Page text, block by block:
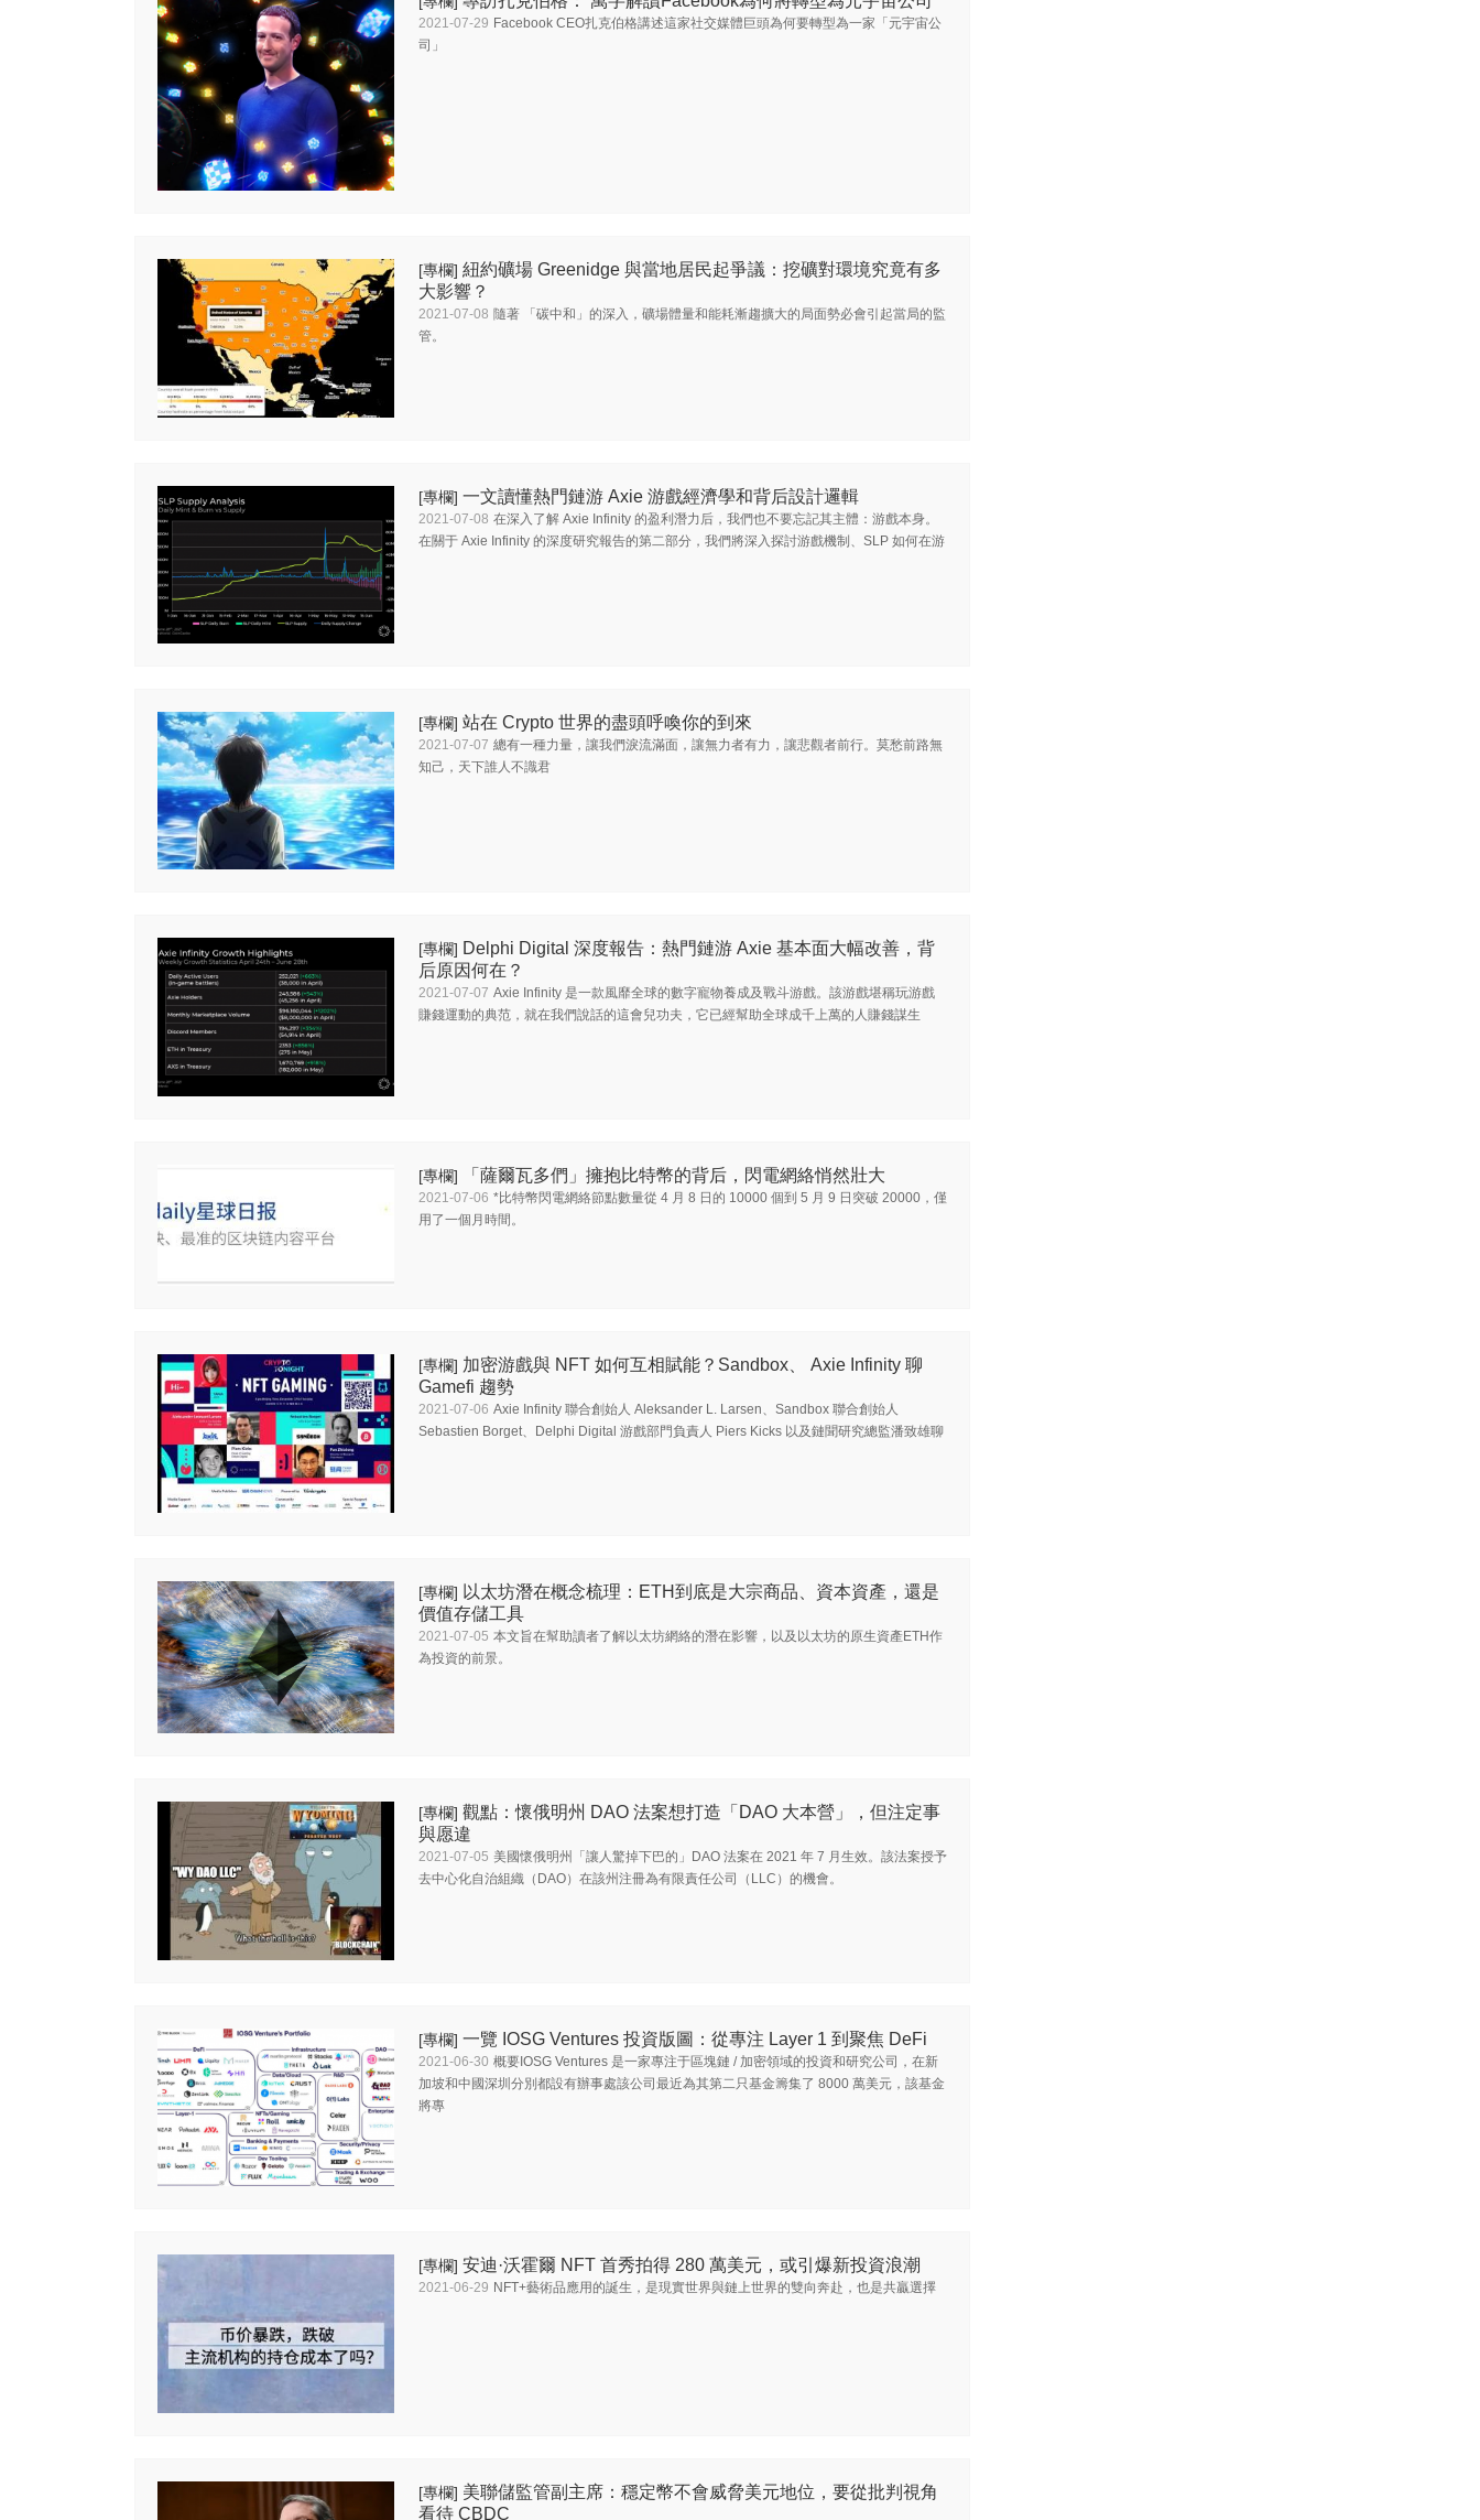
2021-07-29 Facebook CEO扎克伯格講述這家社交媒體巨頭為何要轉型為一家「元宇宙公
司」
[專欄] 紐約礦場 Greenidge 與當地居民起爭議：挖礦對環境究竟有多
大影響？
2021-07-08 隨著 「碳中和」的深入，礦場體量和能耗漸趨擴大的局面勢必會引起當局的監
管。
[專欄] 一文讀懂熱門鏈游 Axie 游戲經濟學和背后設計邏輯
2021-07-08 在深入了解 Axie Infinity 的盈利潛力后，我們也不要忘記其主體：游戲本身。
在關于 Axie Infinity 的深度研究報告的第二部分，我們將深入探討游戲機制、SLP 如何在游
[專欄] 站在 Crypto 世界的盡頭呼喚你的到來
2021-07-07 總有一種力量，讓我們淚流滿面，讓無力者有力，讓悲觀者前行。莫愁前路無
知己，天下誰人不識君
[專欄] Delphi Digital 深度報告：熱門鏈游 Axie 基本面大幅改善，背
后原因何在？
2021-07-07 Axie Infinity 是一款風靡全球的數字寵物養成及戰斗游戲。該游戲堪稱玩游戲
賺錢運動的典范，就在我們說話的這會兒功夫，它已經幫助全球成千上萬的人賺錢謀生
[專欄] 「薩爾瓦多們」擁抱比特幣的背后，閃電網絡悄然壯大
2021-07-06 *比特幣閃電網絡節點數量從 4 月 8 日的 10000 個到 5 月 9 日突破 20000，僅
用了一個月時間。
[專欄] 加密游戲與 NFT 如何互相賦能？Sandbox、 Axie Infinity 聊
Gamefi 趨勢
2021-07-06 Axie Infinity 聯合創始人 Aleksander L. Larsen、Sandbox 聯合創始人
Sebastien Borget、Delphi Digital 游戲部門負責人 Piers Kicks 以及鏈聞研究總監潘致雄聊
[專欄] 以太坊潛在概念梳理：ETH到底是大宗商品、資本資產，還是
價值存儲工具
2021-07-05 本文旨在幫助讀者了解以太坊網絡的潛在影響，以及以太坊的原生資產ETH作
為投資的前景。
[專欄] 觀點：懷俄明州 DAO 法案想打造「DAO 大本營」，但注定事
與愿違
2021-07-05 美國懷俄明州「讓人驚掉下巴的」DAO 法案在 2021 年 7 月生效。該法案授予
去中心化自治組織（DAO）在該州注冊為有限責任公司（LLC）的機會。
[專欄] 一覽 IOSG Ventures 投資版圖：從專注 Layer 1 到聚焦 DeFi
2021-06-30 概要IOSG Ventures 是一家專注于區塊鏈 / 加密領域的投資和研究公司，在新
加坡和中國深圳分別都設有辦事處該公司最近為其第二只基金籌集了 8000 萬美元，該基金
將專
[專欄] 安迪·沃霍爾 NFT 首秀拍得 280 萬美元，或引爆新投資浪潮
2021-06-29 NFT+藝術品應用的誕生，是現實世界與鏈上世界的雙向奔赴，也是共贏選擇
[專欄] 美聯儲監管副主席：穩定幣不會威脅美元地位，要從批判視角
看待 CBDC